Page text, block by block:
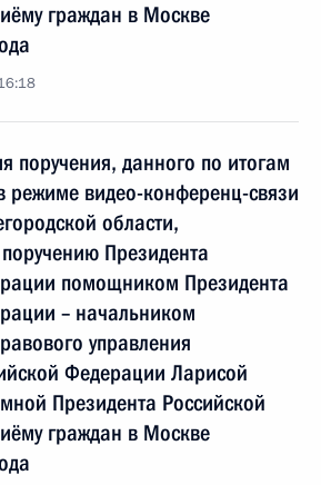
граждан в Москве
поручения, данного по итогам
режиме видео-конференц-связи
области,
Президента
помощником Президента
– начальником
управления
Федерации Ларисой
Президента Российской
граждан в Москве